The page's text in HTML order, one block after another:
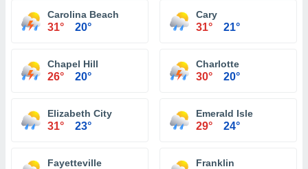
Carolina Beach
31° 20°
Cary
31° 21°
Chapel Hill
26° 20°
Charlotte
30° 20°
Elizabeth City
31° 23°
Emerald Isle
29° 24°
Fayetteville Franklin